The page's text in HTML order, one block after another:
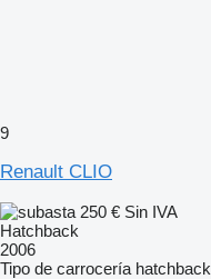
9
Renault CLIO
250 € Sin IVA
Hatchback
2006
Tipo de carrocería hatchback